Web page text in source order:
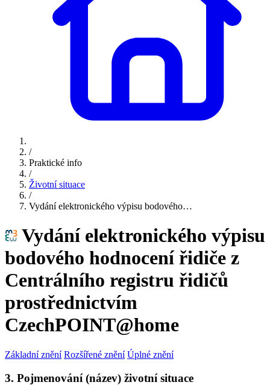
/
Praktické info
/
Životní situace
/
Vydání elektronického výpisu bodového…
Vydání elektronického výpisu
bodového hodnocení řidiče z
Centrálního registru řidičů
prostřednictvím
CzechPOINT@home
Základní znění Rozšířené znění Úplné znění
3. Pojmenování (název) životní situace